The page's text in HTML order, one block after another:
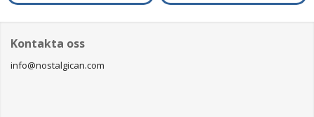
Kontakta oss
info@nostalgican.com